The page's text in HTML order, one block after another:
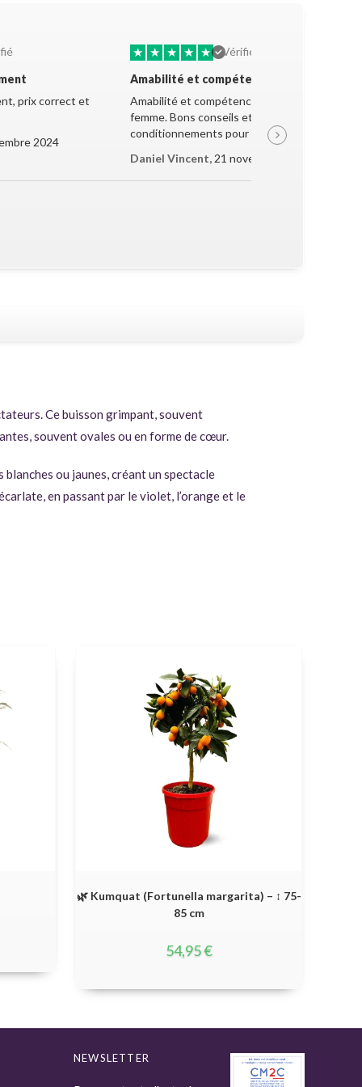
prix correct et
2024
★ ★ ★ ★ ★
Vérifié
Amabilité et compétence
Amabilité et compétence de la jeune
femme. Bons conseils et très bon
conditionnements pour le transport.
Daniel Vincent, 21 novembre 2024
Ce buisson grimpant, souvent
souvent ovales ou en forme de cœur.
ou jaunes, créant un spectacle
en passant par le violet, l’orange et le
🌿 Kumquat (Fortunella margarita) – ↕ 75-
85 cm
54,95€
NEWSLETTER